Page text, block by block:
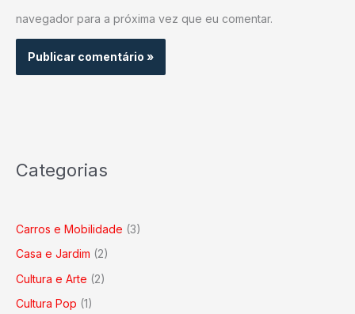
navegador para a próxima vez que eu comentar.
Categorias
Carros e Mobilidade (3)
Casa e Jardim (2)
Cultura e Arte (2)
Cultura Pop (1)